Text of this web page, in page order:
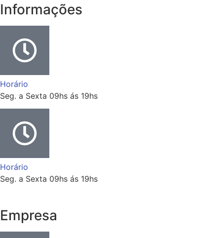
Informações
Horário
Seg. a Sexta 09hs ás 19hs
Horário
Seg. a Sexta 09hs ás 19hs
Empresa